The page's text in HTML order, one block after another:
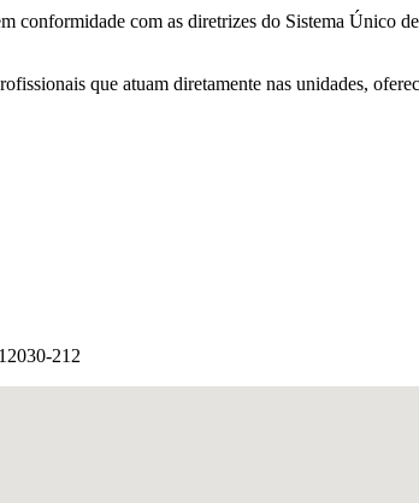
conformidade com as diretrizes do Sistema Único
que atuam diretamente nas unidades,
212